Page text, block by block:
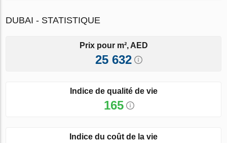
DUBAI - STATISTIQUE
Prix pour m², AED
25 632
Indice de qualité de vie
165
Indice du coût de la vie